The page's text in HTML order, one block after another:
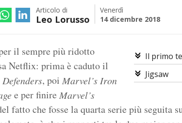
Articolo di
Leo Lorusso
Venerdì
14 dicembre 2018
Il primo
Jigsaw
il sempre più ridotto
Netflix: prima è caduto il
, poi Marvel’s Iron
e per finire Marvel’s
fatto che fosse la quarta serie più seguita